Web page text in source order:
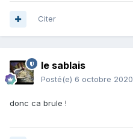
Citer
le sablais
Posté(e) 6 octobre 2020
donc ca brule !